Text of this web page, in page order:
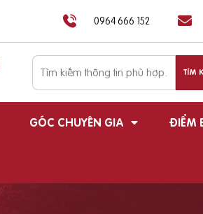
0964 666 152
GÓC CHUYÊN GIA ĐIỂM